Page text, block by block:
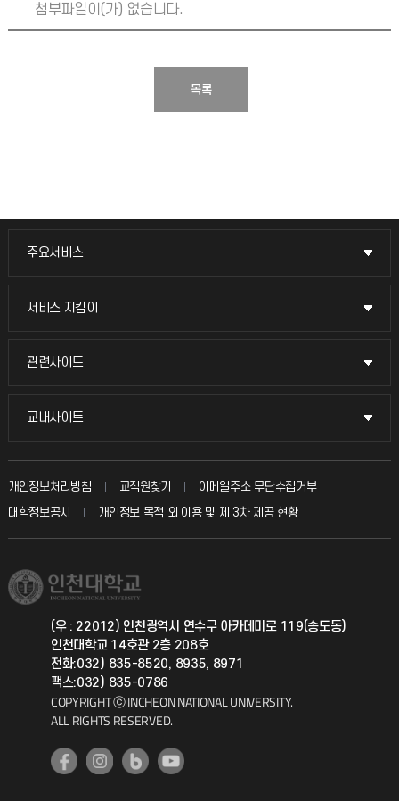
첨부파일이(가) 없습니다.
목록
주요서비스
주요서비스
교무회의방송
입학안내
취업정보(학생)
서비스 지킴이
서비스 지킴이
묻고 답하기
칭찬마당
학생서비스 지킴이
관련사이트
관련사이트
국방헬프콜
총동문회
교내사이트
교내사이트
교수회
교육혁신본부
국제지원과
공자아카데미
기초교육원
개인정보처리방침 교직원찾기
이메일주소 무단수집거부
대학정보공시
개인정보 목적 외 이용 및 제 3차 제공 현황
(우 : 22012) 인천광역시 연수구 아카데미로 119(송도동)
인천대학교 14호관 2층 208호
전화:032) 835-8520, 8935, 8971
팩스:032) 835-0786
COPYRIGHT ⓒ INCHEON NATIONAL UNIVERSITY.
ALL RIGHTS RESERVED.